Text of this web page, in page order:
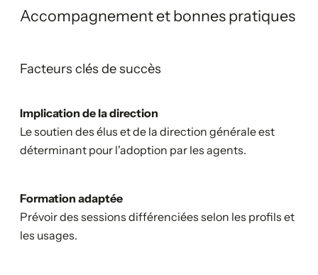
Accompagnement et bonnes pratiques
Facteurs clés de succès
Implication de la direction
Le soutien des élus et de la direction générale est
déterminant pour l'adoption par les agents.
Formation adaptée
Prévoir des sessions différenciées selon les profils et
les usages.